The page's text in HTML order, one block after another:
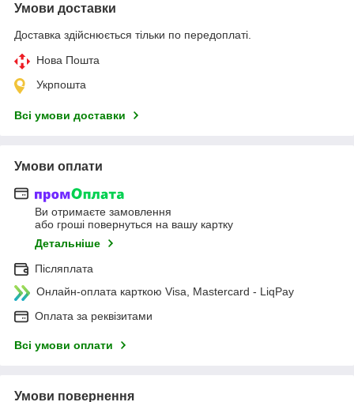
Умови доставки
Доставка здійснюється тільки по передоплаті.
Нова Пошта
Укрпошта
Всі умови доставки
Умови оплати
Ви отримаєте замовлення
або гроші повернуться на вашу картку
Детальніше
Післяплата
Онлайн-оплата карткою Visa, Mastercard - LiqPay
Оплата за реквізитами
Всі умови оплати
Умови повернення